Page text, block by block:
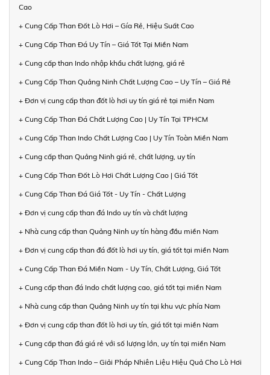
Cao
+ Cung Cấp Than Đốt Lò Hơi – Gía Rẻ, Hiệu Suất Cao
+ Cung Cấp Than Đá Uy Tín – Giá Tốt Tại Miền Nam
+ Cung cấp than Indo nhập khẩu chất lượng, giá rẻ
+ Cung Cấp Than Quảng Ninh Chất Lượng Cao – Uy Tín – Giá Rẻ
+ Đơn vị cung cấp than đốt lò hơi uy tín giá rẻ tại miền Nam
+ Cung Cấp Than Đá Chất Lượng Cao | Uy Tín Tại TPHCM
+ Cung Cấp Than Indo Chất Lượng Cao | Uy Tín Toàn Miền Nam
+ Cung cấp than Quảng Ninh giá rẻ, chất lượng, uy tín
+ Cung Cấp Than Đốt Lò Hơi Chất Lượng Cao | Giá Tốt
+ Cung Cấp Than Đá Giá Tốt - Uy Tín - Chất Lượng
+ Đơn vị cung cấp than đá Indo uy tín và chất lượng
+ Nhà cung cấp than Quảng Ninh uy tín hàng đầu miền Nam
+ Đơn vị cung cấp than đá đốt lò hơi uy tín, giá tốt tại miền Nam
+ Cung Cấp Than Đá Miền Nam - Uy Tín, Chất Lượng, Giá Tốt
+ Cung cấp than đá Indo chất lượng cao, giá tốt tại miền Nam
+ Nhà cung cấp than Quảng Ninh uy tín tại khu vực phía Nam
+ Đơn vị cung cấp than đốt lò hơi uy tín, giá tốt tại miền Nam
+ Cung cấp than đá giá rẻ với số lượng lớn, uy tín tại miền Nam
+ Cung Cấp Than Indo – Giải Pháp Nhiên Liệu Hiệu Quả Cho Lò Hơi